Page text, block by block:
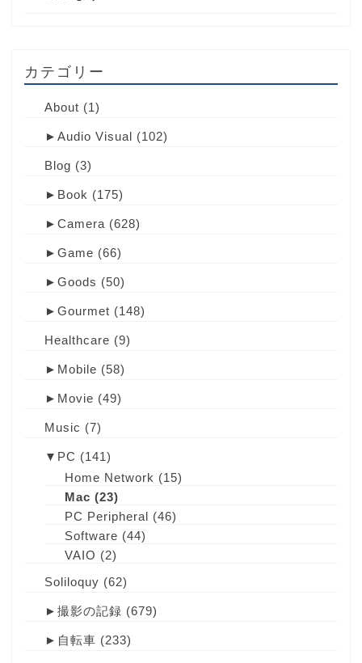
カテゴリー
About (1)
► Audio Visual (102)
Blog (3)
► Book (175)
► Camera (628)
► Game (66)
► Goods (50)
► Gourmet (148)
Healthcare (9)
► Mobile (58)
► Movie (49)
Music (7)
▼ PC (141)
Home Network (15)
Mac (23)
PC Peripheral (46)
Software (44)
VAIO (2)
Soliloquy (62)
► 撮影の記録 (679)
► 自転車 (233)